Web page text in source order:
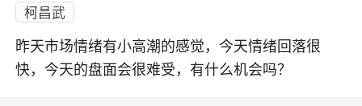
柯昌武
昨天市场情绪有小高潮的感觉，今天情绪回落很
快，今天的盘面会很难受，有什么机会吗？